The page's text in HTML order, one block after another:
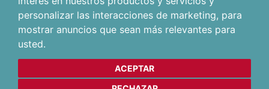
personalizar las interacciones de marketing, para
mostrar anuncios que sean más relevantes para
usted.
ACEPTAR